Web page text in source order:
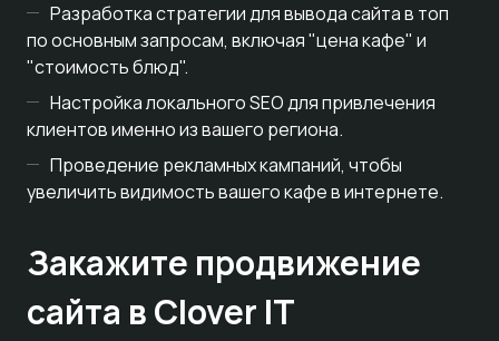
Разработка стратегии для вывода сайта в топ
по основным запросам, включая "цена кафе" и
"стоимость блюд".
Настройка локального SEO для привлечения
клиентов именно из вашего региона.
Проведение рекламных кампаний, чтобы
увеличить видимость вашего кафе в интернете.
Закажите продвижение
сайта в Clover IT